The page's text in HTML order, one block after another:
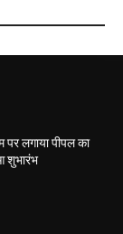
पर लगाया पीपल का
शुभारंभ